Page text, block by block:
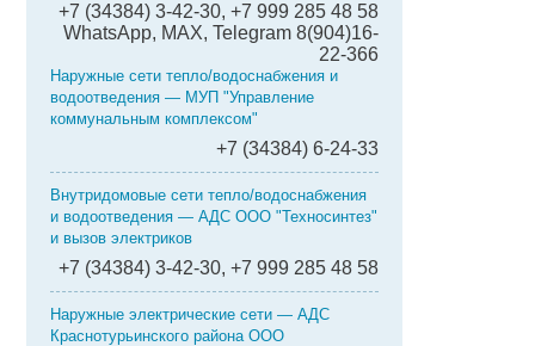
+7 (34384) 3-42-30, +7 999 285 48 58
WhatsApp, MAX, Telegram 8(904)16-
22-366
Наружные сети тепло/водоснабжения и
водоотведения — МУП "Управление
коммунальным комплексом"
+7 (34384) 6-24-33
Внутридомовые сети тепло/водоснабжения
и водоотведения — АДС ООО "Техносинтез"
и вызов электриков
+7 (34384) 3-42-30, +7 999 285 48 58
Наружные электрические сети — АДС
Краснотурьинского района ООО